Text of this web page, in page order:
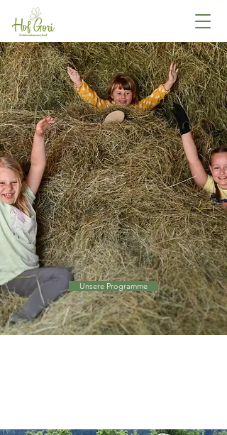
Unsere Programme